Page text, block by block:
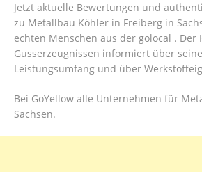
Jetzt aktuelle Bewertungen und
zu Metallbau Köhler in Freiberg in
echten Menschen aus der golocal . Der
Gusserzeugnissen informiert über
Leistungsumfang und über
Bei GoYellow alle Unternehmen für
Sachsen.